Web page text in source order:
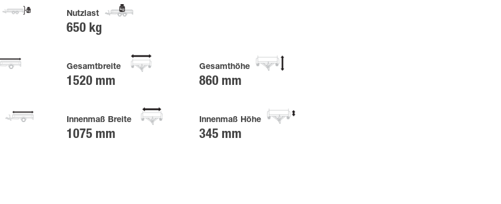
Nutzlast
650 kg
Gesamtbreite
1520 mm
Gesamthöhe
860 mm
Innenmaß Breite
1075 mm
Innenmaß Höhe
345 mm